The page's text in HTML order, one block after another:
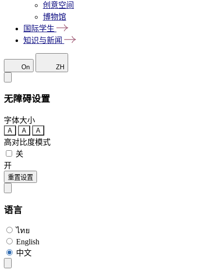
创意空间
博物馆
国际学生
知识与新闻
On ZH
无障碍设置
字体大小
A A A
高对比度模式
关
开
重置设置
语言
ไทย
English
中文